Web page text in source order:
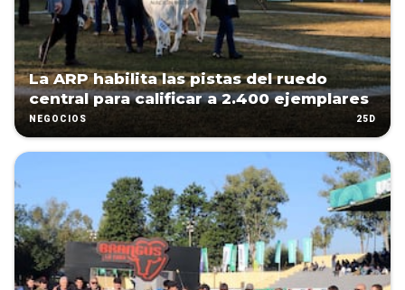
La ARP habilita las pistas del ruedo
central para calificar a 2.400 ejemplares
NEGOCIOS 25D